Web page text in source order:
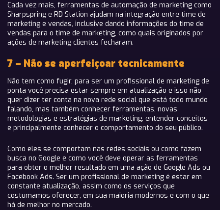
Cada vez mais, ferramentas de automação de marketing como
Sharpspring e RD Station ajudam na integração entre time de
marketing e vendas, inclusive dando informações do time de
vendas para o time de marketing, como quais originados por
ações de marketing clientes fecharam.
7 – Não se aperfeiçoar tecnicamente
Não tem como fugir, para ser um profissional de marketing de
ponta você precisa estar sempre em atualização e isso não
quer dizer ter conta na nova rede social que está todo mundo
falando, mas também conhecer ferramentas, novas
metodologias e estratégias de marketing, entender conceitos
e principalmente conhecer o comportamento do seu público.
Como eles se comportam nas redes sociais ou como fazem
busca no Google e como você deve operar as ferramentas
para obter o melhor resultado em uma ação de Google Ads ou
Facebook Ads. Ser um profissional de marketing é estar em
constante atualização, assim como os serviços que
costumamos oferecer, em sua maioria modernos e com o que
há de melhor no mercado.